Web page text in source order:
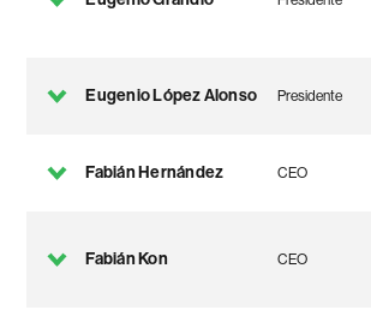
Eugenio López Alonso Presidente
Fabián Hernández CEO
Fabián Kon CEO